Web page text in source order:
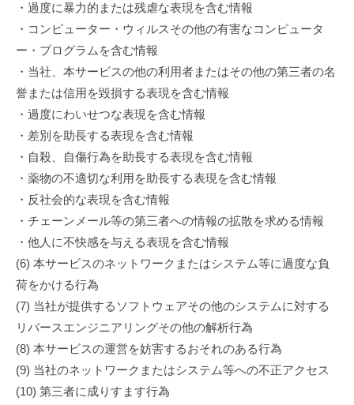
・過度に暴力的または残虐な表現を含む情報
・コンピューター・ウィルスその他の有害なコンピュータ
ー・プログラムを含む情報
・当社、本サービスの他の利用者またはその他の第三者の名
誉または信用を毀損する表現を含む情報
・過度にわいせつな表現を含む情報
・差別を助長する表現を含む情報
・自殺、自傷行為を助長する表現を含む情報
・薬物の不適切な利用を助長する表現を含む情報
・反社会的な表現を含む情報
・チェーンメール等の第三者への情報の拡散を求める情報
・他人に不快感を与える表現を含む情報
(6) 本サービスのネットワークまたはシステム等に過度な負
荷をかける行為
(7) 当社が提供するソフトウェアその他のシステムに対する
リバースエンジニアリングその他の解析行為
(8) 本サービスの運営を妨害するおそれのある行為
(9) 当社のネットワークまたはシステム等への不正アクセス
(10) 第三者に成りすます行為